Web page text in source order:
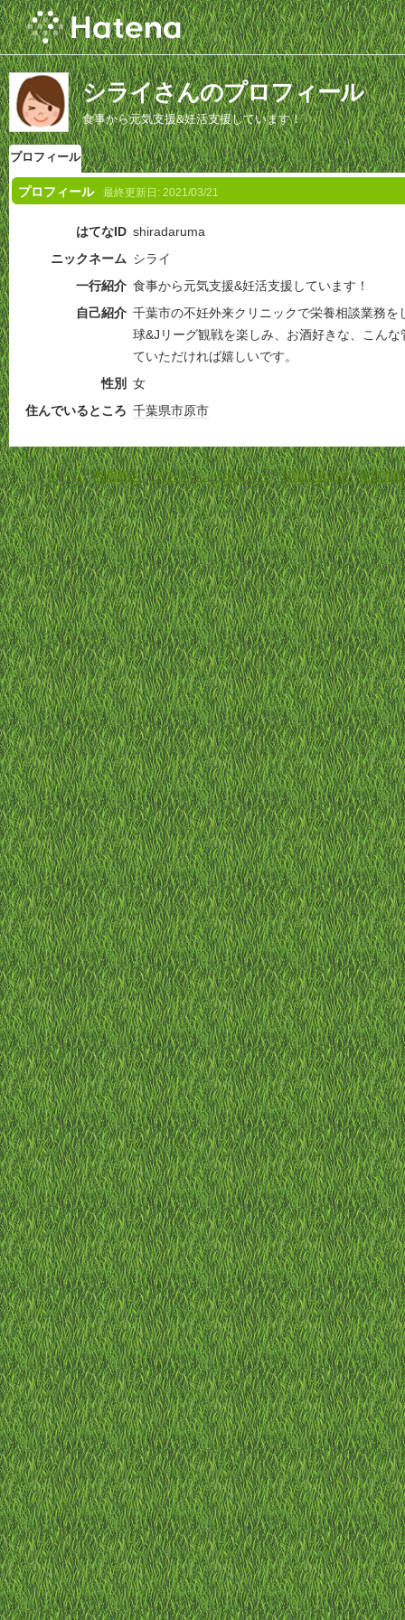
シライさんのプロフィール
食事から元気支援&妊活支援しています！
プロフィール
プロフィール 最終更新日: 2021/03/21
はてなID shiradaruma
ニックネーム シライ
一行紹介 食事から元気支援&妊活支援しています！
自己紹介 千葉市の不妊外来クリニックで栄養相談業務
球&Jリーグ観戦を楽しみ、お酒好きな、こん
ていただければ嬉しいです。
性別
女
住んでいるところ 千葉県市原市
ホーム-利用規約-プライバシーポリシー-お問い合わせ-特定商